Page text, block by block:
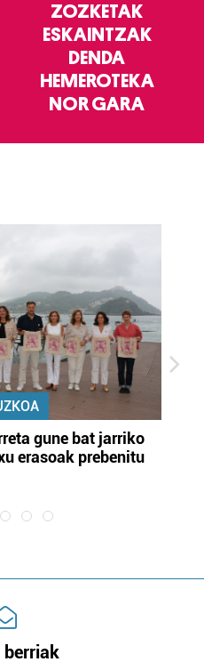
ZOZKETAK
ESKAINTZAK
DENDA
HEMEROTEKA
NOR GARA
gune bat jarriko
erasoak prebenitu
berriak